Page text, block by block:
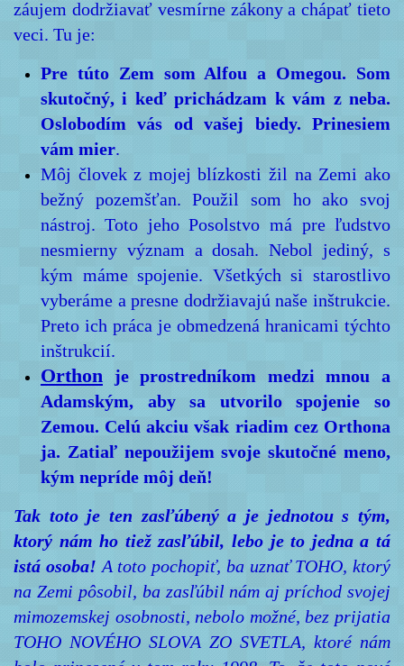
záujem dodržiavať vesmírne zákony a chápať tieto
veci. Tu je:
Pre túto Zem som Alfou a Omegou. Som
skutočný, i keď prichádzam k vám z neba.
Oslobodím vás od vašej biedy. Prinesiem
vám mier.
Môj človek z mojej blízkosti žil na Zemi ako
bežný pozemšťan. Použil som ho ako svoj
nástroj. Toto jeho Posolstvo má pre ľudstvo
nesmierny význam a dosah. Nebol jediný, s
kým máme spojenie. Všetkých si starostlivo
vyberáme a presne dodržiavajú naše inštrukcie.
Preto ich práca je obmedzená hranicami týchto
inštrukcií.
Orthon je prostredníkom medzi mnou a
Adamským, aby sa utvorilo spojenie so
Zemou. Celú akciu však riadim cez Orthona
ja. Zatiaľ nepoužijem svoje skutočné meno,
kým nepríde môj deň!
Tak toto je ten zasľúbený a je jednotou s tým,
ktorý nám ho tiež zasľúbil, lebo je to jedna a tá
istá osoba! A toto pochopiť, ba uznať TOHO, ktorý
na Zemi pôsobil, ba zasľúbil nám aj príchod svojej
mimozemskej osobnosti, nebolo možné, bez prijatia
TOHO NOVÉHO SLOVA ZO SVETLA, ktoré nám